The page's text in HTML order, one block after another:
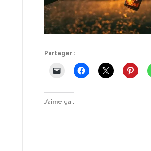
Partager :
J’aime ça :